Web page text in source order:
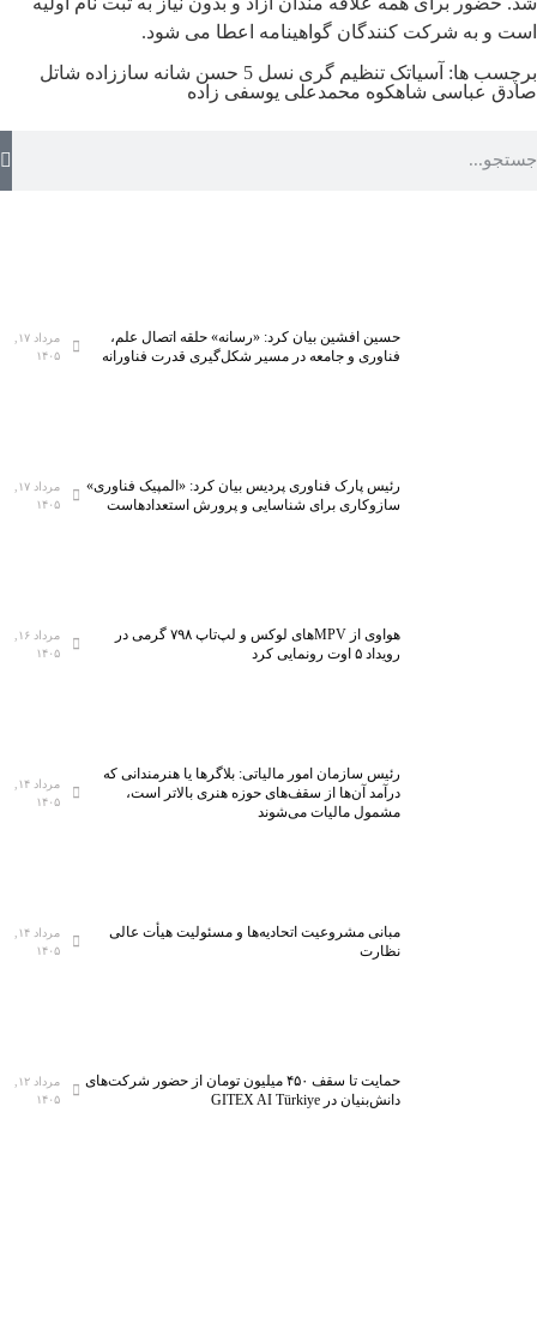
است و به شرکت کنندگان گواهینامه اعطا می شود.
برچسب ها: آسیاتک تنظیم گری نسل 5 حسن شانه ساززاده شاتل
صادق عباسی شاهکوه محمدعلی یوسفی زاده
حسین افشین بیان کرد: «رسانه» حلقه اتصال علم،
فناوری و جامعه در مسیر شکل‌گیری قدرت فناورانه
مرداد ۱۷,
۱۴۰۵
رئیس پارک فناوری پردیس بیان کرد: «المپیک فناوری»
سازوکاری برای شناسایی و پرورش استعدادهاست
مرداد ۱۷,
۱۴۰۵
هواوی از MPVهای لوکس و لپ‌تاپ ۷۹۸ گرمی در
رویداد ۵ اوت رونمایی کرد
مرداد ۱۶,
۱۴۰۵
رئیس سازمان امور مالیاتی: بلاگر‌ها یا هنرمندانی که
درآمد آن‌ها از سقف‌های حوزه هنری بالاتر است،
مشمول مالیات می‌شوند
مرداد ۱۴,
۱۴۰۵
مبانی مشروعیت اتحادیه‌ها و مسئولیت هیأت عالی
نظارت
مرداد ۱۴,
۱۴۰۵
حمایت تا سقف ۴۵۰ میلیون تومان از حضور شرکت‌های
دانش‌بنیان در GITEX AI Türkiye
مرداد ۱۲,
۱۴۰۵